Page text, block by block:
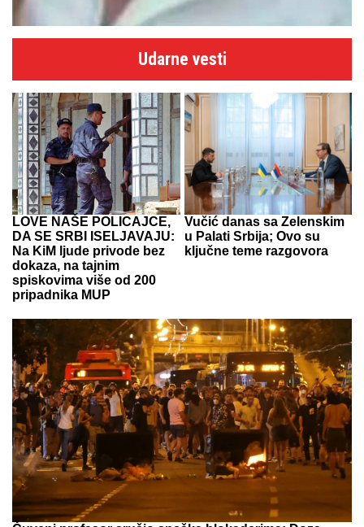
Udarne vesti
LOVE NAŠE POLICAJCE,
DA SE SRBI ISELJAVAJU:
Na KiM ljude privode bez
dokaza, na tajnim
spiskovima više od 200
pripadnika MUP
Vučić danas sa Zelenskim
u Palati Srbija; Ovo su
ključne teme razgovora